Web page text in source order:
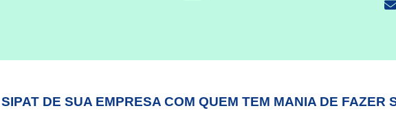
DE SUA EMPRESA COM QUEM TEM MANIA DE FAZER